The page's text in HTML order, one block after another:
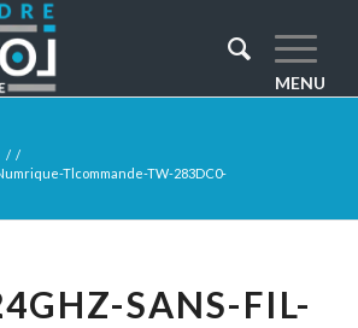
/ /
Tlcommande-TW-283DC0-
SANS-FIL-